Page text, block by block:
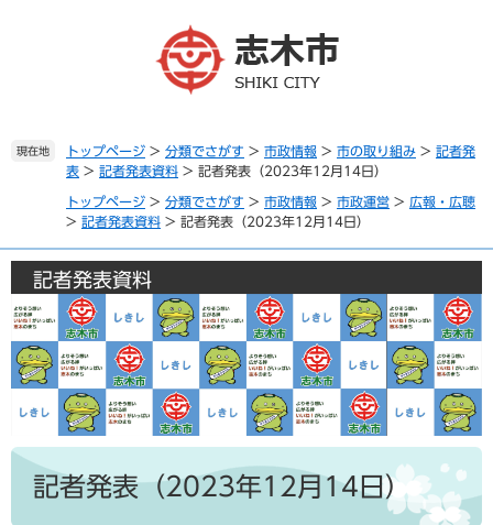
へ
現在地 トップページ > 分類でさがす > 市政情報 > 市の取り組み > 記者発
表 > 記者発表資料 > 記者発表（2023年12月14日）
トップページ > 分類でさがす > 市政情報 > 市政運営 > 広報・広聴
> 記者発表資料 > 記者発表（2023年12月14日）
記者発表資料
本
記者発表（2023年12月14日）